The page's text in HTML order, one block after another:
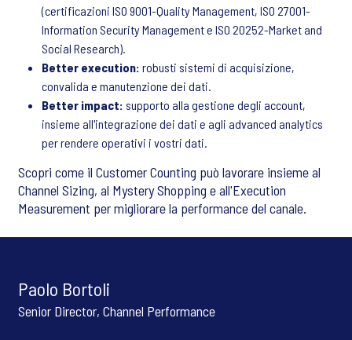
(certificazioni ISO 9001-Quality Management, ISO 27001-
Information Security Management e ISO 20252-Market and
Social Research).
Better execution: robusti sistemi di acquisizione,
convalida e manutenzione dei dati.
Better impact: supporto alla gestione degli account,
insieme all'integrazione dei dati e agli advanced analytics
per rendere operativi i vostri dati.
Scopri come il Customer Counting può lavorare insieme al
Channel Sizing, al Mystery Shopping e all'Execution
Measurement per migliorare la performance del canale.
Paolo Bortoli
Senior Director, Channel Performance